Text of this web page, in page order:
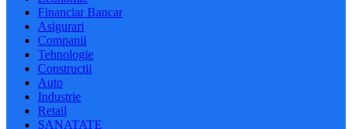
Financiar Bancar
Asigurari
Companii
Tehnologie
Constructii
Auto
Industrie
Retail
SANATATE